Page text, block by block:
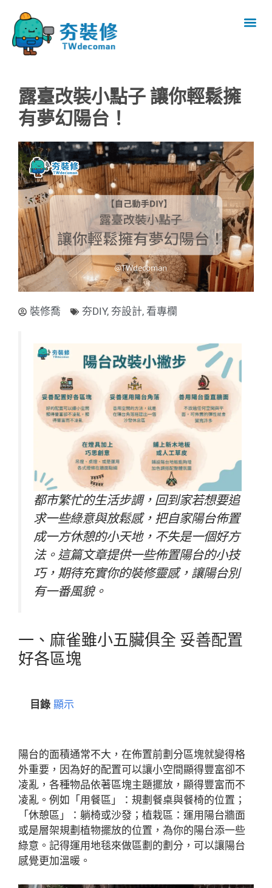
露臺改裝小點子 讓你輕鬆擁
有夢幻陽台！
裝修喬 夯DIY, 夯設計, 看專欄
都市繁忙的生活步調，回到家若想要追
求一些綠意與放鬆感，把自家陽台佈置
成一方休憩的小天地，不失是一個好方
法。這篇文章提供一些佈置陽台的小技
巧，期待充實你的裝修靈感，讓陽台別
有一番風貌。
一、麻雀雖小五臟俱全 妥善配置
好各區塊
目錄 顯示
陽台的面積通常不大，在佈置前劃分區塊就變得格
外重要，因為好的配置可以讓小空間顯得豐富卻不
凌亂，各種物品依著區塊主題擺放，顯得豐富而不
凌亂。例如「用餐區」：規劃餐桌與餐椅的位置；
「休憩區」：躺椅或沙發；植栽區：運用陽台牆面
或是層架規劃植物擺放的位置，為你的陽台添一些
綠意。記得運用地毯來做區劃的劃分，可以讓陽台
感覺更加溫暖。